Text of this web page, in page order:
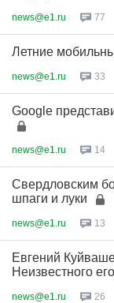
news@e1.ru 77
Летние
news@e1.ru 33
Google
news@e1.ru 14
Свердловским
шпаги и луки
news@e1.ru 13
Евгений
Неизвестного
news@e1.ru 26